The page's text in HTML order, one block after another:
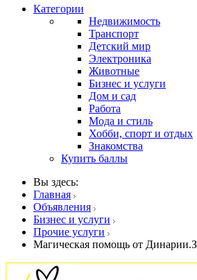
Категории
Недвижимость
Транспорт
Детский мир
Электроника
Животные
Бизнес и услуги
Дом и сад
Работа
Мода и стиль
Хобби, спорт и отдых
Знакомства
Купить баллы
Вы здесь:
Главная
Объявления
Бизнес и услуги
Прочие услуги
Магическая помощь от